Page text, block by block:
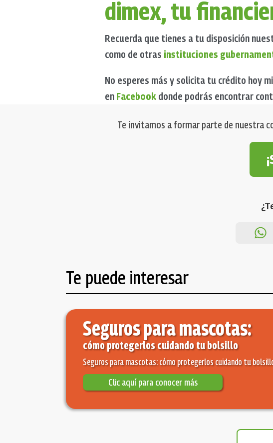
dimex, tu
Recuerda que tienes a tu disposición
como de otras instituciones
No esperes más y solicita tu crédito hoy
en Facebook donde podrás encontrar
Te invitamos a formar parte de nuestra
Te puede interesar
Seguros para mascotas:
cómo protegerlos cuidando tu bolsillo
Seguros para mascotas: cómo protegerlos cuidando tu
Clic aquí para conocer más